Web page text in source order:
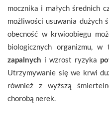
mocznika i małych średnich
możliwości usuwania dużych
obecność w krwioobiegu
biologicznych organizmu,
zapalnych i wzrost ryzyka
Utrzymywanie się we krwi
również z wyższą
chorobą nerek.